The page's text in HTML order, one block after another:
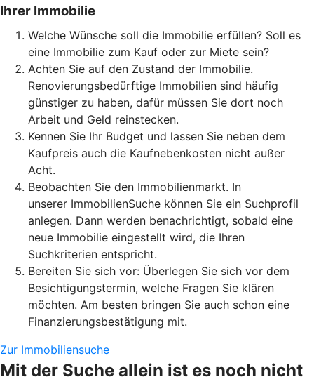
Ihrer Immobilie
Welche Wünsche soll die Immobilie erfüllen? Soll es
eine Immobilie zum Kauf oder zur Miete sein?
Achten Sie auf den Zustand der Immobilie.
Renovierungsbedürftige Immobilien sind häufig
günstiger zu haben, dafür müssen Sie dort noch
Arbeit und Geld reinstecken.
Kennen Sie Ihr Budget und lassen Sie neben dem
Kaufpreis auch die Kaufnebenkosten nicht außer
Acht.
Beobachten Sie den Immobilienmarkt. In
unserer ImmobilienSuche können Sie ein Suchprofil
anlegen. Dann werden benachrichtigt, sobald eine
neue Immobilie eingestellt wird, die Ihren
Suchkriterien entspricht.
Bereiten Sie sich vor: Überlegen Sie sich vor dem
Besichtigungstermin, welche Fragen Sie klären
möchten. Am besten bringen Sie auch schon eine
Finanzierungsbestätigung mit.
Zur Immobiliensuche
Mit der Suche allein ist es noch nicht